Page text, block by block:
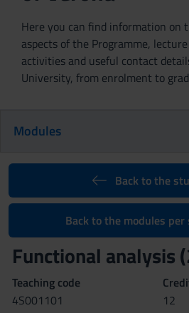
Here you can find information on
aspects of the Programme,
activities and useful contact
University, from enrolment to
Modules
Back to the
Back to the modules
Functional analysis
Teaching code
4S001101
12